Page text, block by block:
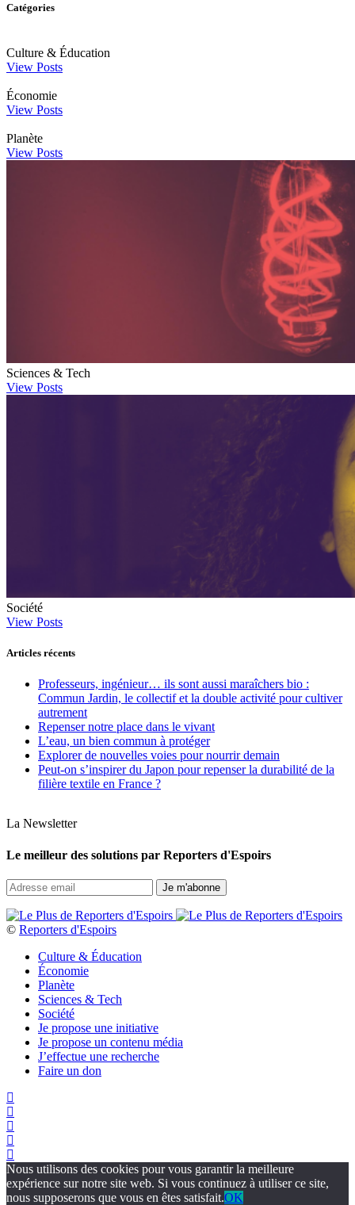
Catégories
Culture & Éducation
View Posts
Économie
View Posts
Planète
View Posts
Sciences & Tech
View Posts
Société
View Posts
Articles récents
Professeurs, ingénieur… ils sont aussi maraîchers bio :
Commun Jardin, le collectif et la double activité pour cultiver
autrement
Repenser notre place dans le vivant
L’eau, un bien commun à protéger
Explorer de nouvelles voies pour nourrir demain
Peut‑on s’inspirer du Japon pour repenser la durabilité de la
filière textile en France ?
La Newsletter
Le meilleur des solutions par Reporters d'Espoirs
© Reporters d'Espoirs
Culture & Éducation
Économie
Planète
Sciences & Tech
Société
Je propose une initiative
Je propose un contenu média
J’effectue une recherche
Faire un don
Nous utilisons des cookies pour vous garantir la meilleure
expérience sur notre site web. Si vous continuez à utiliser ce site,
nous supposerons que vous en êtes satisfait.OK